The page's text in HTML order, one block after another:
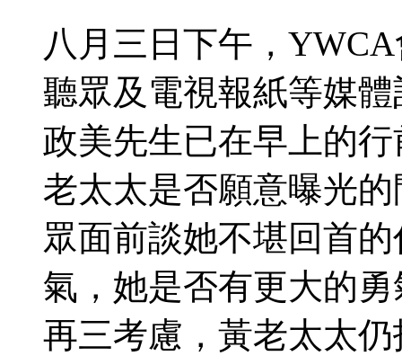
八月三日下午，
聽眾及電視報紙等媒
政美先生已在早上的
老太太是否願意曝光
眾面前談她不堪回首
氣，她是否有更大的
再三考慮，黃老太太